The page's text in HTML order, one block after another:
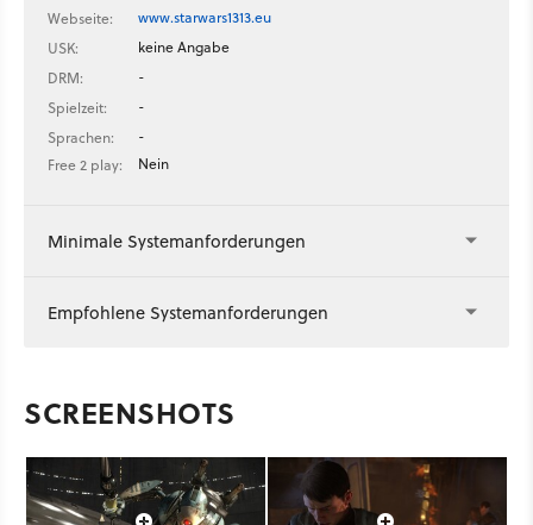
Webseite:
www.starwars1313.eu
USK:
keine Angabe
DRM:
-
Spielzeit:
-
Sprachen:
-
Free 2 play:
Nein
Minimale Systemanforderungen
Empfohlene Systemanforderungen
SCREENSHOTS